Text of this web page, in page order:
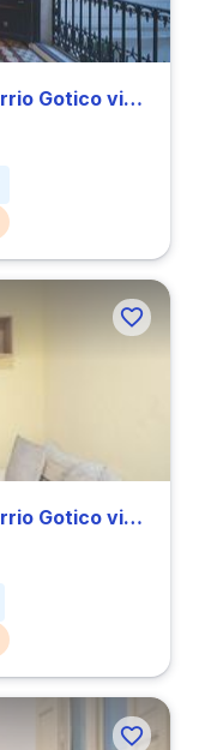
Luminoso camera doppia in Barrio Gotico vicino a all’Università UPF
Luminoso camera doppia in Barrio Gotico vicino a all’Università UPF